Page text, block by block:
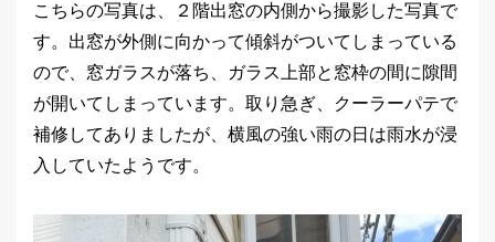
こちらの写真は、２階出窓の内側から撮影した写真で
す。出窓が外側に向かって傾斜がついてしまっている
ので、窓ガラスが落ち、ガラス上部と窓枠の間に隙間
が開いてしまっています。取り急ぎ、クーラーパテで
補修してありましたが、横風の強い雨の日は雨水が浸
入していたようです。